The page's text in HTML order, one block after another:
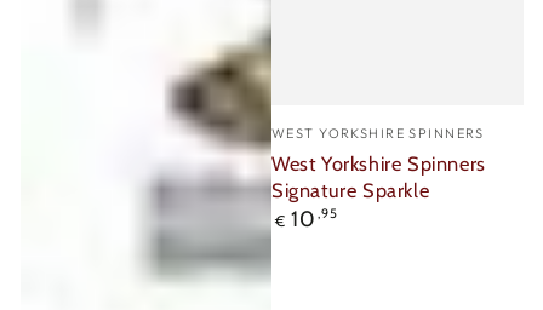
Verkäufer/in:
WEST YORKSHIRE SPINNERS
West Yorkshire Spinners
Signature Sparkle
Regulärer
€ 10 ,95